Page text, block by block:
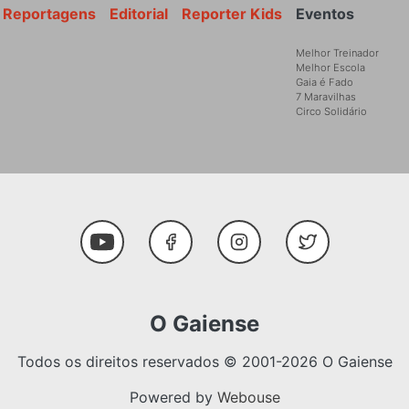
Eventos
Melhor Treinador
Melhor Escola
Gaia é Fado
7 Maravilhas
Circo Solidário
Reporter Kids
Editorial
Reportagens
Social Media
Youtube FacebookInstagramTwitter
O Gaiense
Todos os direitos reservados © 2001-2026 O Gaiense
Powered by Webouse